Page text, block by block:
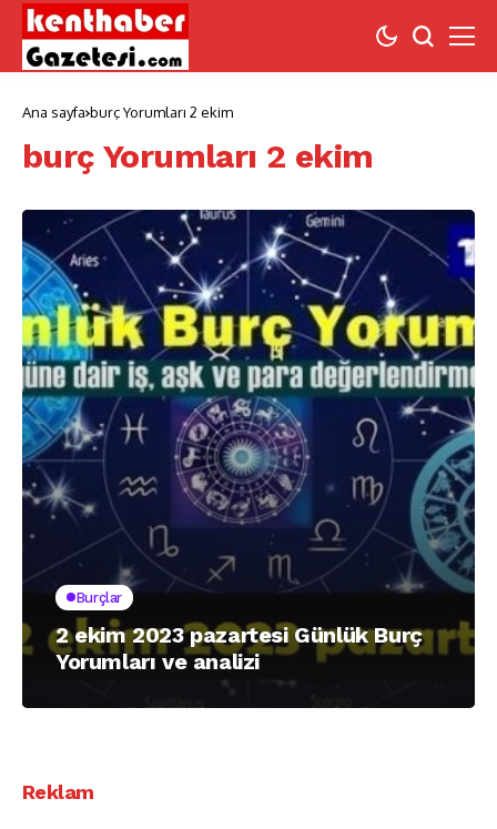
Ana sayfa burç Yorumları 2 ekim
burç Yorumları 2 ekim
Burçlar
2 ekim 2023 pazartesi Günlük Burç
Yorumları ve analizi
Reklam